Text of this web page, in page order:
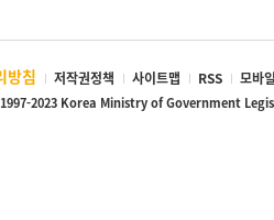
방침 저작권정책 사이트맵 RSS 모바
2023 Korea Ministry of Government